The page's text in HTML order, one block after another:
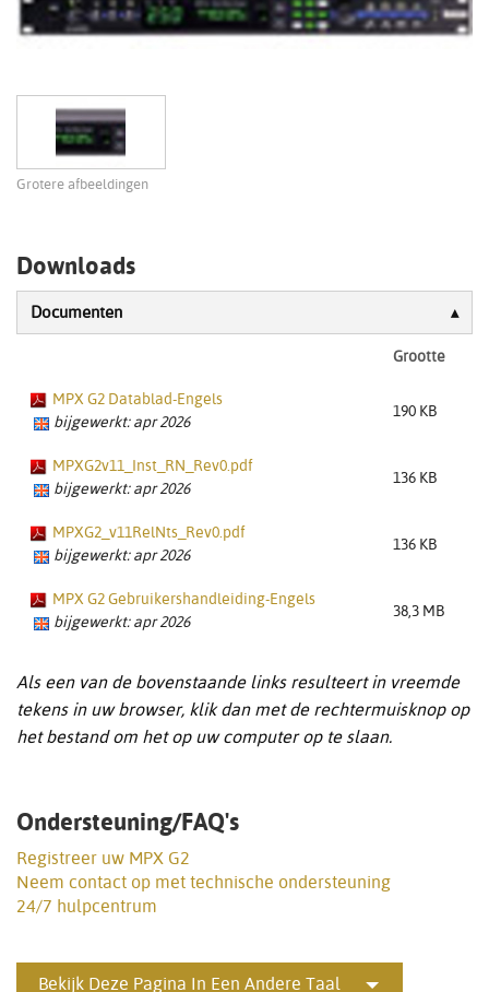
Grotere afbeeldingen
Downloads
Documenten
Grootte
MPX G2 Datablad-Engels
bijgewerkt: apr 2026
190 KB
MPXG2v11_Inst_RN_Rev0.pdf
bijgewerkt: apr 2026
136 KB
MPXG2_v11RelNts_Rev0.pdf
bijgewerkt: apr 2026
136 KB
MPX G2 Gebruikershandleiding-Engels
bijgewerkt: apr 2026
38,3 MB
Als een van de bovenstaande links resulteert in vreemde
tekens in uw browser, klik dan met de rechtermuisknop op
het bestand om het op uw computer op te slaan.
Ondersteuning/FAQ's
Registreer uw MPX G2
Neem contact op met technische ondersteuning
24/7 hulpcentrum
Bekijk Deze Pagina In Een Andere Taal